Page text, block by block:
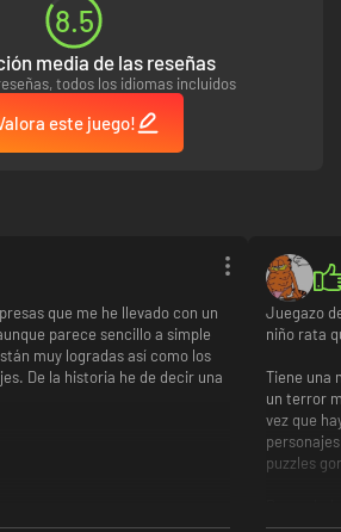
8.5
media de las reseñas
todos los idiomas incluidos
este juego!
que me he llevado con un
parece sencillo a simple
muy logradas así como los
De la historia he de decir una
Juegazo
niño rata
Tiene una
un terror
vez que
puzzles
Steam)